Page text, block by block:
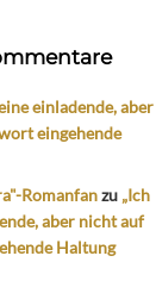
einladende, aber
eingehende
Romanfanzu „Ich
aber nicht auf
Haltung